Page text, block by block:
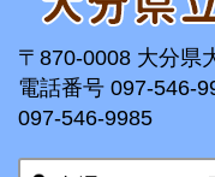
〒870-0008 大分県
電話番号 097-546-
097-546-9985